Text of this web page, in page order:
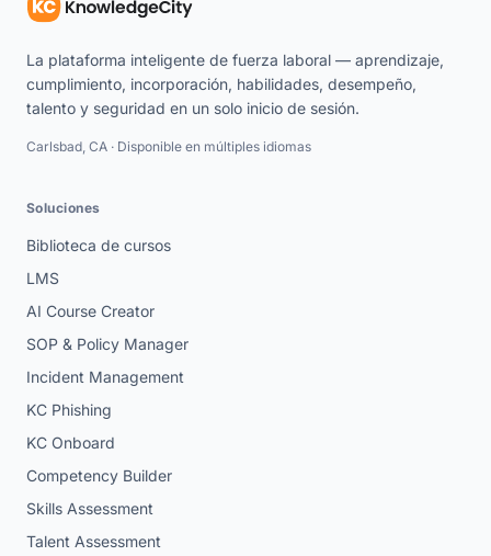
La plataforma inteligente de fuerza laboral — aprendizaje,
cumplimiento, incorporación, habilidades, desempeño,
talento y seguridad en un solo inicio de sesión.
Carlsbad, CA · Disponible en múltiples idiomas
Soluciones
Biblioteca de cursos
LMS
AI Course Creator
SOP & Policy Manager
Incident Management
KC Phishing
KC Onboard
Competency Builder
Skills Assessment
Talent Assessment